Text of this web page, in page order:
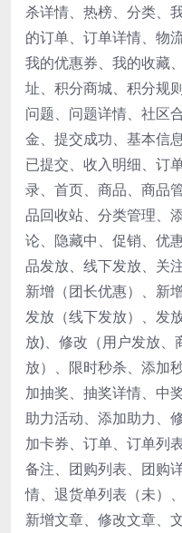
杀详情、热榜、分类、
的订单、订单详情、物
我的优惠券、我的收藏
址、积分商城、积分规
问题、问题详情、社区
金、提交成功、基本信
已提交、收入明细、订
录、首页、商品、商品
品回收站、分类管理、
论、隐藏中、促销、优
品发放、线下发放、关
新增（团长优惠）、新
发放（线下发放）、发
放)、修改（用户发放
放）、限时秒杀、添加
加抽奖、抽奖详情、中
助力活动、添加助力、
加卡券、订单、订单列
备注、团购列表、团购
情、退货单列表（未）
新增文章、修改文章、